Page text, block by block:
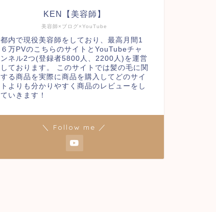
美容師×ブログ×YouTube
KEN【美容師】
都内で現役美容師をしており、最高月間1
６万PVのこちらのサイトとYouTubeチャ
ンネル2つ(登録者5800人、2200人)を運営
しております。 このサイトでは髪の毛に関
する商品を実際に商品を購入してどのサイ
トよりも分かりやすく商品のレビューをし
ていきます！
＼ Follow me ／